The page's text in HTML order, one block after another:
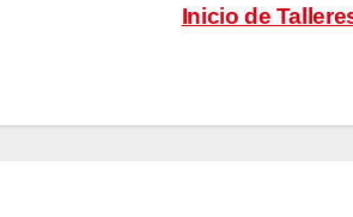
Inicio de